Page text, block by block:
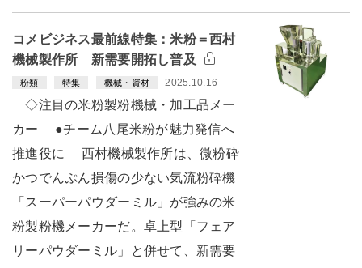
コメビジネス最前線特集：米粉＝西村
機械製作所 新需要開拓し普及
粉類 特集 機械・資材 2025.10.16
◇注目の米粉製粉機械・加工品メー
カー ●チーム八尾米粉が魅力発信へ
推進役に 西村機械製作所は、微粉砕
かつでんぷん損傷の少ない気流粉砕機
「スーパーパウダーミル」が強みの米
粉製粉機メーカーだ。卓上型「フェア
リーパウダーミル」と併せて、新需要